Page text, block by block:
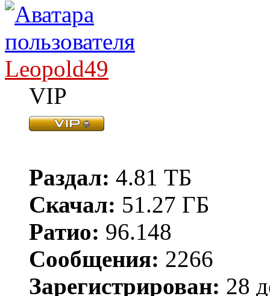
Leopold49
VIP
Раздал: 4.81 ТБ
Скачал: 51.27 ГБ
Ратио: 96.148
Сообщения: 2266
Зарегистрирован: 28